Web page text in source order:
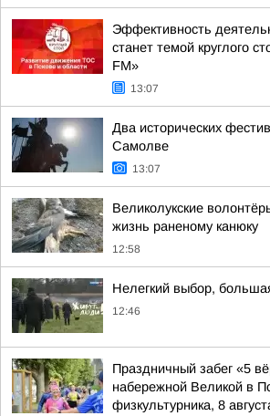
Эффективность
станет темой круглого
FM»
13:07
Два исторических
Самолве
13:07
Великолукские
жизнь раненому канюку
12:58
Нелегкий выбор,
12:46
Праздничный забег «5
набережной Великой в
физкультурника, 8